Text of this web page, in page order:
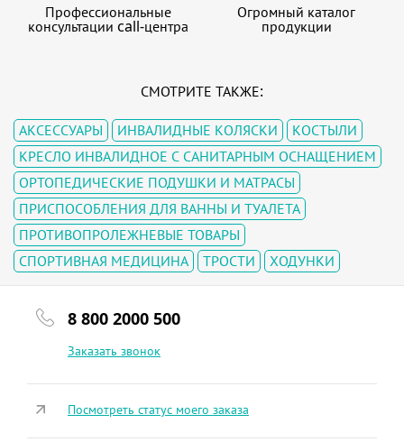
Профессиональные
консультации call-центра
Огромный каталог
продукции
СМОТРИТЕ ТАКЖЕ:
АКСЕССУАРЫ
ИНВАЛИДНЫЕ КОЛЯСКИ
КОСТЫЛИ
КРЕСЛО ИНВАЛИДНОЕ С САНИТАРНЫМ ОСНАЩЕНИЕМ
ОРТОПЕДИЧЕСКИЕ ПОДУШКИ И МАТРАСЫ
ПРИСПОСОБЛЕНИЯ ДЛЯ ВАННЫ И ТУАЛЕТА
ПРОТИВОПРОЛЕЖНЕВЫЕ ТОВАРЫ
СПОРТИВНАЯ МЕДИЦИНА
ТРОСТИ ХОДУНКИ
8 800 2000 500
Заказать звонок
Посмотреть статус моего заказа